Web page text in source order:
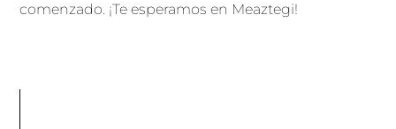
comenzado. ¡Te esperamos en Meaztegi!